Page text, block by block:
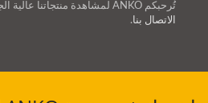
تُرحبكم ANKO لمشاهدة منتجاتنا عالية الجودة ولا تترددوا في
الاتصال بنا.